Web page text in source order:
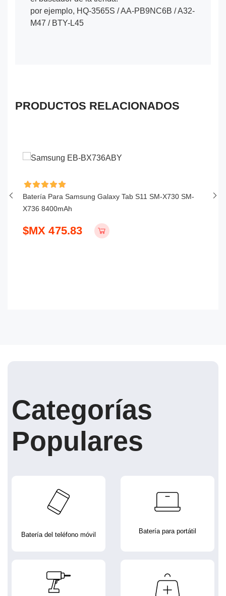
por ejemplo, HQ-3565S / AA-PB9NC6B / A32-
M47 / BTY-L45
PRODUCTOS RELACIONADOS
Batería Para Samsung Galaxy Tab S11 SM-X730 SM-
X736 8400mAh
$MX 475.83
Categorías
Populares
Batería del teléfono móvil Batería para portátil